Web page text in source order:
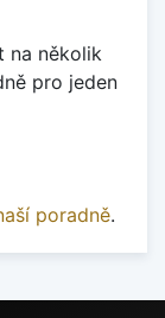
na několik
pro jeden
poradně.